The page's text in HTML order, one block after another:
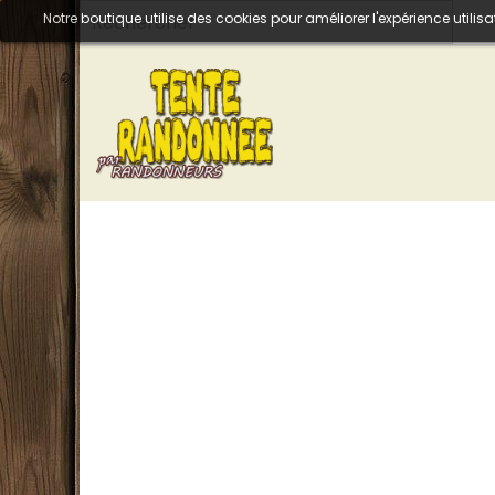
Notre boutique utilise des cookies pour améliorer l'expérience